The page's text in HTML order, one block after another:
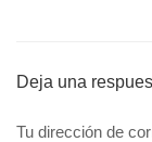
Deja una
Tu dirección de